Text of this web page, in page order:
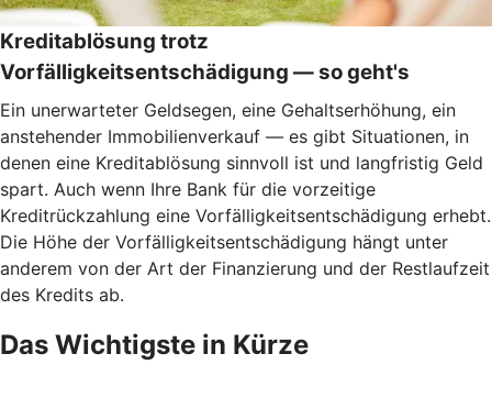
Kreditablösung trotz
Vorfälligkeitsentschädigung — so geht's
Ein unerwarteter Geldsegen, eine Gehaltserhöhung, ein
anstehender Immobilienverkauf — es gibt Situationen, in
denen eine Kreditablösung sinnvoll ist und langfristig Geld
spart. Auch wenn Ihre Bank für die vorzeitige
Kreditrückzahlung eine Vorfälligkeitsentschädigung erhebt.
Die Höhe der Vorfälligkeitsentschädigung hängt unter
anderem von der Art der Finanzierung und der Restlaufzeit
des Kredits ab.
Das Wichtigste in Kürze